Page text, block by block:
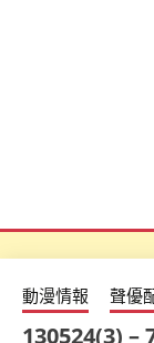
動漫情報 聲優
130524(3) –